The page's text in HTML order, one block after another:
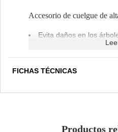
Accesorio de cuelgue de
Evita daños en los
Resistente a la
Resiste rayos UV
Medida ajustable
FICHAS TÉCNICAS
Productos